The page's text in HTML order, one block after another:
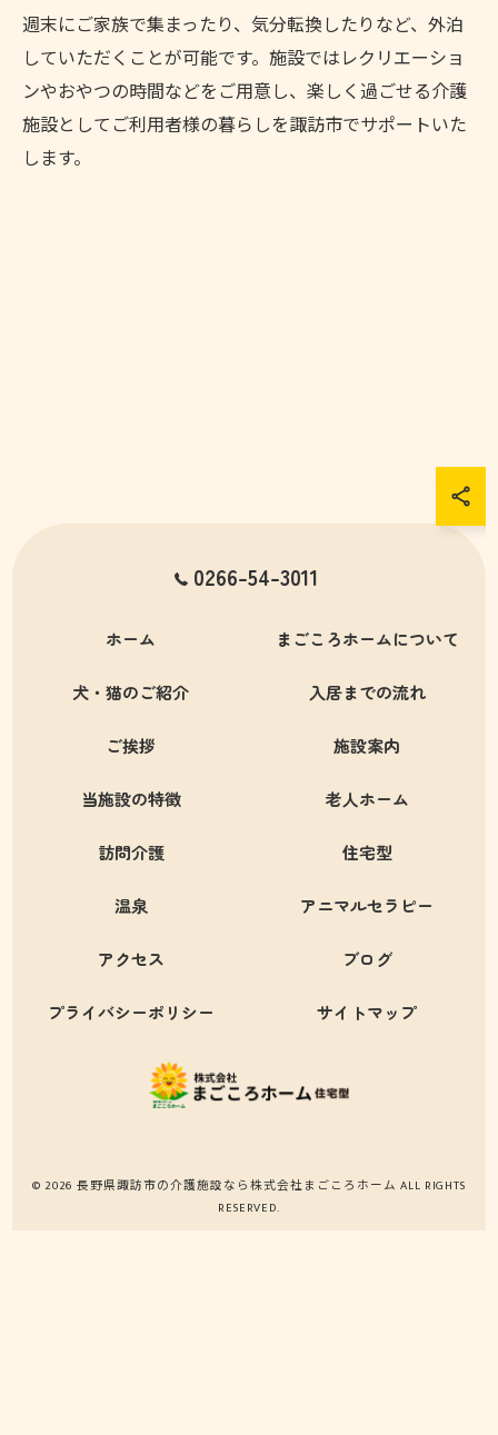
週末にご家族で集まったり、気分転換したりなど、外泊
していただくことが可能です。施設ではレクリエーショ
ンやおやつの時間などをご用意し、楽しく過ごせる介護
施設としてご利用者様の暮らしを諏訪市でサポートいた
します。
0266-54-3011
ホーム まごころホームについて
犬・猫のご紹介 入居までの流れ
ご挨拶 施設案内
当施設の特徴 老人ホーム
訪問介護 住宅型
温泉 アニマルセラピー
アクセス ブログ
プライバシーポリシー サイトマップ
© 2026 長野県諏訪市の介護施設なら株式会社まごころホーム ALL RIGHTS
RESERVED.